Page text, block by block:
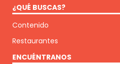
¿QUÉ BUSCAS?
Contenido
Restaurantes
ENCUÉNTRANOS